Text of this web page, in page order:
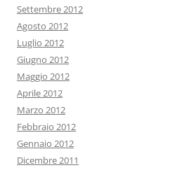
Settembre 2012
Agosto 2012
Luglio 2012
Giugno 2012
Maggio 2012
Aprile 2012
Marzo 2012
Febbraio 2012
Gennaio 2012
Dicembre 2011